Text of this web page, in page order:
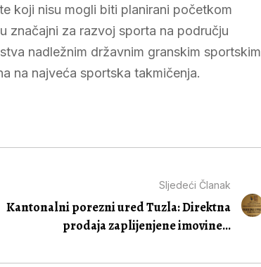
koji nisu mogli biti planirani početkom
značajni za razvoj sporta na području
nadležnim državnim granskim sportskim
na najveća sportska takmičenja.
Sljedeći Članak
Kantonalni porezni ured Tuzla: Direktna
prodaja zaplijenjene imovine...